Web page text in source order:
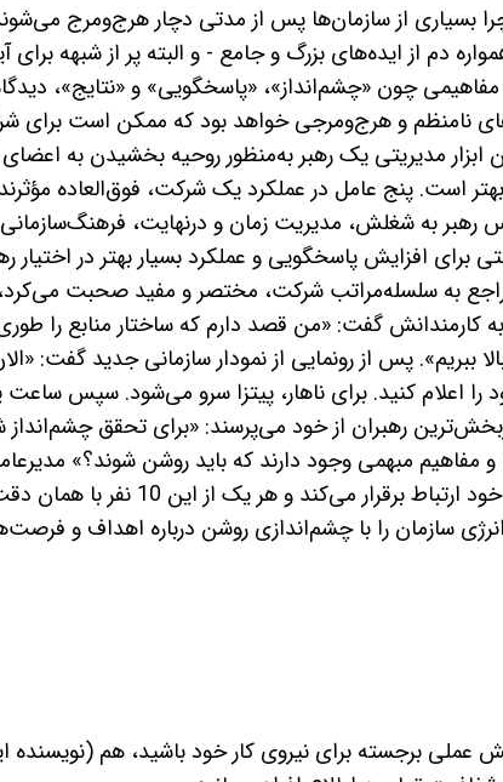
بسیاری از سازمان­‌ها پس از مدتی دچار هرج‌­ومرج
دم از ایده­‌های بزرگ و جامع - و البته پر از شبهه
چون «چشم­‌انداز»، «پاسخگویی» و «نتایج»،
نامنظم و هرج‌­ومرجی خواهد بود که ممکن است برای
ابزار مدیریتی یک رهبر به‌منظور روحیه بخشیدن به
است. پنج عامل در عملکرد یک شرکت، فوق­‌العاده
رهبر به شغلش، مدیریت زمان و درنهایت،
افزایش پاسخگویی و عملکرد بسیار بهتر در اختیار
به سلسله‌­مراتب شرکت، مختصر و مفید صحبت
به کارمندانش گفت: «من قصد دارم که ساختار منابع را
را اعلام کنید. برای ناهار، پیتزا سرو می‌­شود. سپس
رهبران از خود می‌پرسند: «برای تحقق چشم‌­انداز
سازمان را با چشم­‌اندازی روشن درباره اهداف و
عملی برجسته برای نیروی کار خود باشید، هم (نویسنده